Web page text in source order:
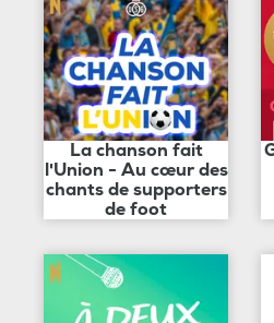
La chanson fait
l'Union - Au cœur des
chants de supporters
de foot